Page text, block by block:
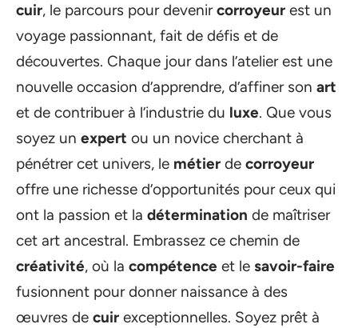
cuir, le parcours pour devenircorroyeur est un
voyage passionnant, fait de défis et de
découvertes. Chaque jour dans l’atelier est une
nouvelle occasion d’apprendre, d’affiner son art
et de contribuer à l’industrie du luxe. Que vous
soyez un expert ou un novice cherchant à
pénétrer cet univers, le métier de corroyeur
offre une richesse d’opportunités pour ceux qui
ont la passion et la détermination de maîtriser
cet art ancestral. Embrassez ce chemin de
créativité, où la compétence et le savoir-faire
fusionnent pour donner naissance à des
œuvres de cuir exceptionnelles. Soyez prêt à